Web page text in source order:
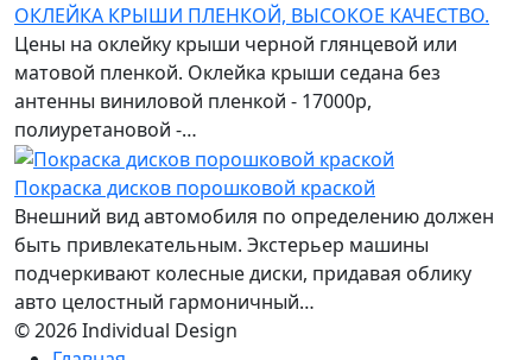
ОКЛЕЙКА КРЫШИ ПЛЕНКОЙ, ВЫСОКОЕ КАЧЕСТВО.
Цены на оклейку крыши черной глянцевой или
матовой пленкой. Оклейка крыши седана без
антенны виниловой пленкой - 17000р,
полиуретановой -…
Покраска дисков порошковой краской
Внешний вид автомобиля по определению должен
быть привлекательным. Экстерьер машины
подчеркивают колесные диски, придавая облику
авто целостный гармоничный…
© 2026 Individual Design